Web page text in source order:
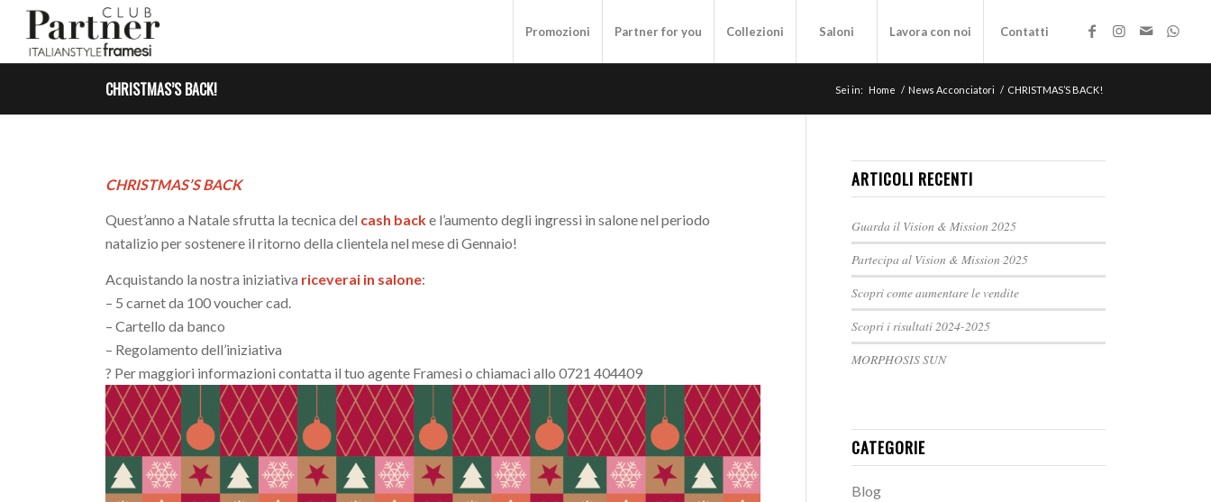
Promozioni Partner for you Collezioni Saloni Lavora con noi Contatti
CHRISTMAS’S BACK! Sei in: Home / News Acconciatori / CHRISTMAS’S BACK!
CHRISTMAS’S BACK
Quest’anno a Natale sfrutta la tecnica del cash backe l’aumento degli ingressi in salone nel periodo
natalizio per sostenere il ritorno della clientela nel mese di Gennaio!
Acquistando la nostra iniziativa riceverai in salone:
– 5 carnet da 100 voucher cad.
– Cartello da banco
– Regolamento dell’iniziativa
? Per maggiori informazioni contatta il tuo agente Framesi o chiamaci allo 0721 404409
ARTICOLI RECENTI
Guarda il Vision & Mission 2025
Partecipa al Vision & Mission 2025
Scopri come aumentare le vendite
Scopri i risultati 2024-2025
MORPHOSIS SUN
CATEGORIE
Blog